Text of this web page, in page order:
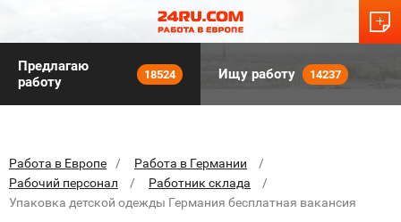
Предлагаю
работу
18524 Ищу работу 14237
Работа в Европе
Работа в Германии
Рабочий персонал
Работник склада
Упаковка детской одежды Германия бесплатная вакансия